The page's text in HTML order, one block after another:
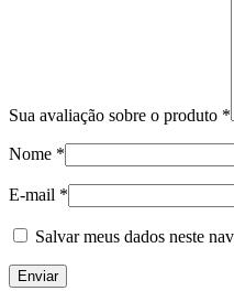
Sua avaliação sobre o produto *
Nome *
E-mail *
Salvar meus dados neste